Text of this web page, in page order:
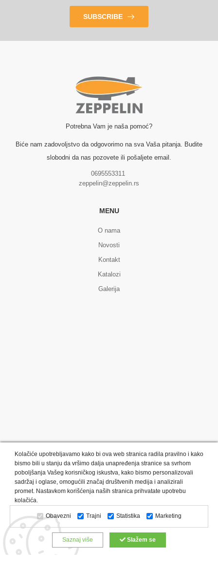
SUBSCRIBE
Potrebna Vam je naša pomoć?
Biće nam zadovoljstvo da odgovorimo na sva Vaša pitanja. Budite
slobodni da nas pozovete ili pošaljete email.
0695553311
zeppelin@zeppelin.rs
MENU
O nama
Novosti
Kontakt
Katalozi
Galerija
Kategorije proizvoda: Olovke i markeri
Privesci i trakice
Upaljači
USB Tehnologija Tekstil
Kačketi i kape
Notesi i rokovnici
Kancelarija Satovi
Kišobrani
Torbe i putovanja
Kuhinjski setovi
Alati i oprema
Relaksacija, lepota i zdravlje
Kalendari
Custom proizvodi
Digitalna štampa
Kolačiće upotrebljavamo kako bi ova web stranica radila pravilno i kako
bismo bili u stanju da vršimo dalja unapređenja stranice sa svrhom
poboljšanja Vašeg korisničkog iskustva, kako bismo personalizovali
sadržaj i oglase, omogućili značaj društvenih medija i analizirali
promet. Nastavkom korišćenja naših stranica prihvatate upotrebu
kolačića.
Obavezni Trajni Statistika Marketing
Saznaj više Slažem se